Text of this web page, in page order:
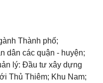
Thành phố;
dân các quận - huyện;
lý: Đầu tư xây dựng
Thủ Thiêm; Khu Nam;